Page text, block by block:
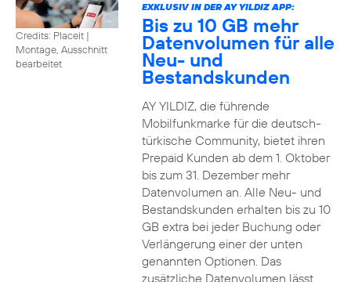
Credits: Placeit |
Montage, Ausschnitt
bearbeitet
EXKLUSIV IN DER AY YILDIZ APP:
Bis zu 10 GB mehr
Datenvolumen für alle
Neu- und
Bestandskunden
AY YILDIZ, die führende
Mobilfunkmarke für die deutsch-
türkische Community, bietet ihren
Prepaid Kunden ab dem 1. Oktober
bis zum 31. Dezember mehr
Datenvolumen an. Alle Neu- und
Bestandskunden erhalten bis zu 10
GB extra bei jeder Buchung oder
Verlängerung einer der unten
genannten Optionen. Das
zusätzliche Datenvolumen lässt